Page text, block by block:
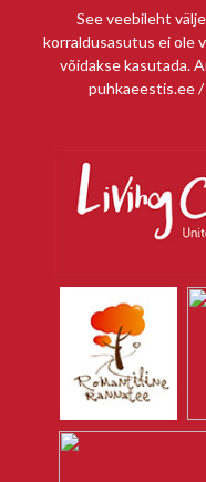
See veebileht
korraldusasutus ei ole
võidakse kasutada.
puhkaeestis.ee